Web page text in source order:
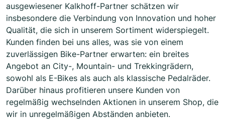
ausgewiesener Kalkhoff-Partner schätzen wir
insbesondere die Verbindung von Innovation und hoher
Qualität, die sich in unserem Sortiment widerspiegelt.
Kunden finden bei uns alles, was sie von einem
zuverlässigen Bike-Partner erwarten: ein breites
Angebot an City-, Mountain- und Trekkingrädern,
sowohl als E-Bikes als auch als klassische Pedalräder.
Darüber hinaus profitieren unsere Kunden von
regelmäßig wechselnden Aktionen in unserem Shop, die
wir in unregelmäßigen Abständen anbieten.